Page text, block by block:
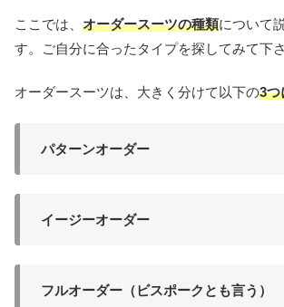
ここでは、 オーダースーツの種類について
す。ご自分に合ったタイプを探してみて下さ
オーダースーツは、大きく分けて以下の3つ
パターンオーダー
イージーオーダー
フルオーダー（ビスポークとも言う）